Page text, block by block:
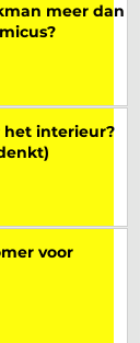
meer dan
het interieur?
voor